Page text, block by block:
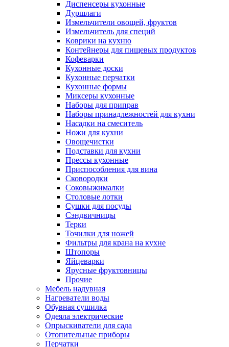
Диспенсеры кухонные
Дуршлаги
Измельчители овощей, фруктов
Измельчитель для специй
Коврики на кухню
Контейнеры для пищевых продуктов
Кофеварки
Кухонные доски
Кухонные перчатки
Кухонные формы
Миксеры кухонные
Наборы для приправ
Наборы принадлежностей для кухни
Насадки на смеситель
Ножи для кухни
Овощечистки
Подставки для кухни
Прессы кухонные
Приспособления для вина
Сковородки
Соковыжималки
Столовые лотки
Сушки для посуды
Сэндвичницы
Терки
Точилки для ножей
Фильтры для крана на кухне
Штопоры
Яйцеварки
Ярусные фруктовницы
Прочие
Мебель надувная
Нагреватели воды
Обувная сушилка
Одеяла электрические
Опрыскиватели для сада
Отопительные приборы
Перчатки